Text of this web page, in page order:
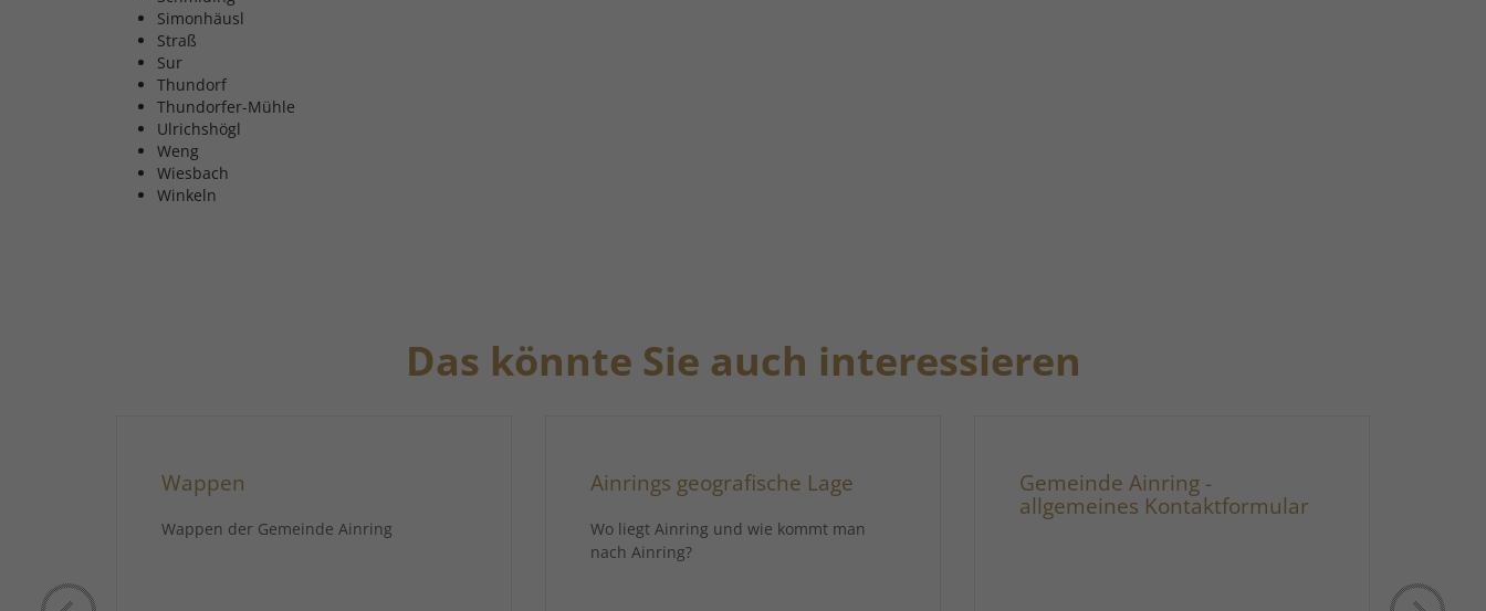
Simonhäusl
Straß
Sur
Thundorf
Thundorfer-Mühle
Ulrichshögl
Weng
Wiesbach
Winkeln
Das könnte Sie auch interessieren
Wappen
Wappen der Gemeinde Ainring
Ainrings geografische Lage
Wo liegt Ainring und wie kommt man
nach Ainring?
Gemeinde Ainring -
allgemeines Kontaktformular